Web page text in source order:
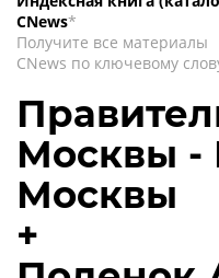
CNews*
Получите все материалы
CNews по ключевому
Москвы -
Москвы
+